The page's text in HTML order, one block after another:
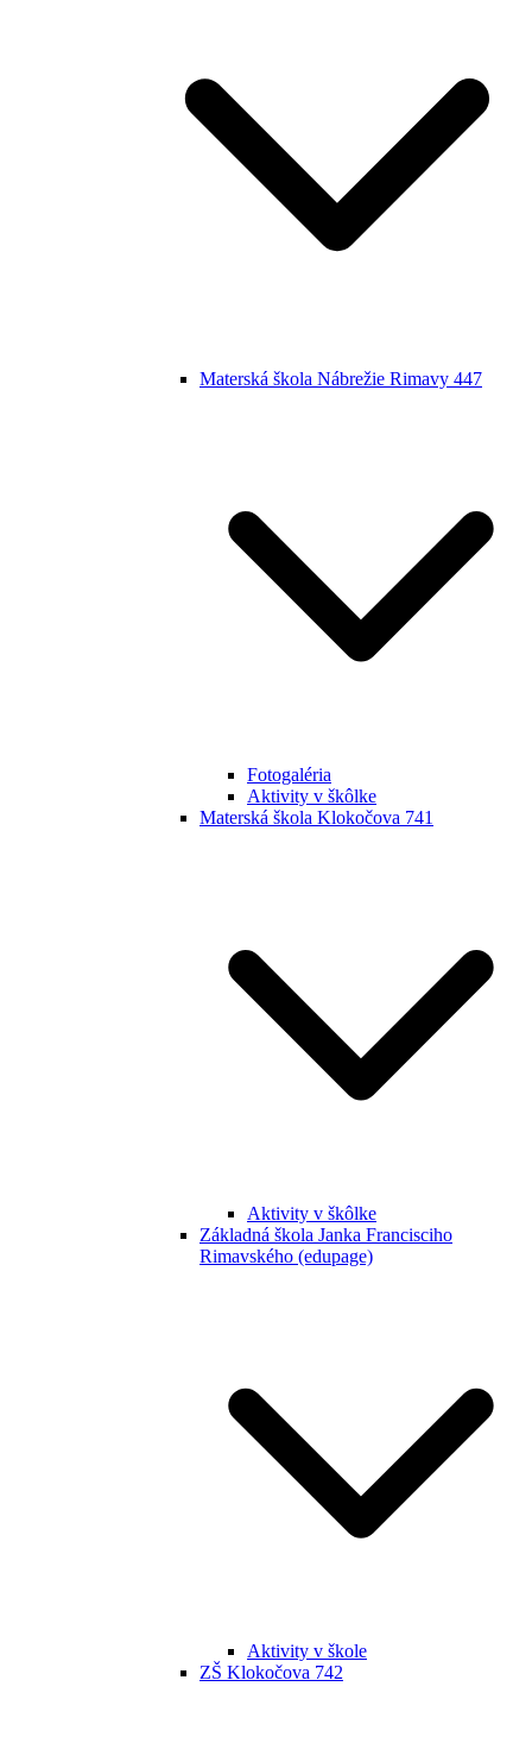
Materská škola Nábrežie Rimavy 447
Fotogaléria
Aktivity v škôlke
Materská škola Klokočova 741
Aktivity v škôlke
Základná škola Janka Francisciho
Rimavského (edupage)
Aktivity v škole
ZŠ Klokočova 742